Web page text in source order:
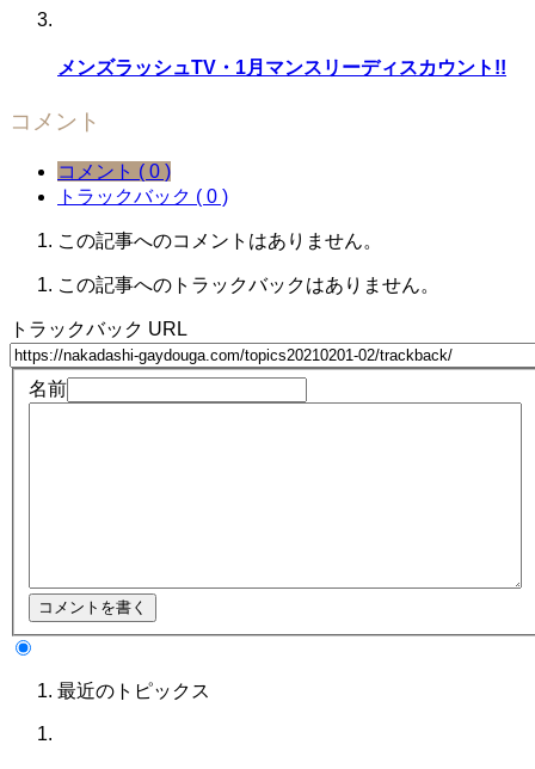
メンズラッシュTV・1月マンスリーディスカウント!!
コメント
コメント ( 0 )
トラックバック ( 0 )
この記事へのコメントはありません。
この記事へのトラックバックはありません。
トラックバック URL
名前
最近のトピックス